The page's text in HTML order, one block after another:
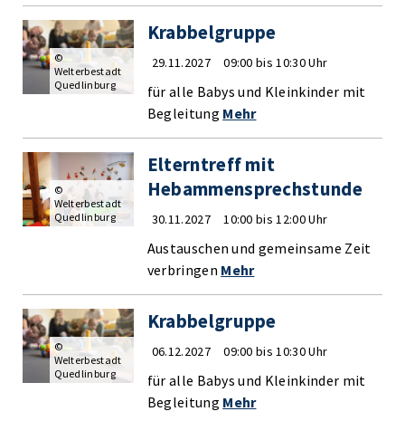
Krabbelgruppe
29.11.2027 09:00 bis 10:30 Uhr
für alle Babys und Kleinkinder mit
Begleitung Mehr
©
Welterbestadt
Quedlinburg
Elterntreff mit
Hebammensprechstunde
30.11.2027 10:00 bis 12:00 Uhr
Austauschen und gemeinsame Zeit
verbringen Mehr
©
Welterbestadt
Quedlinburg
Krabbelgruppe
06.12.2027 09:00 bis 10:30 Uhr
für alle Babys und Kleinkinder mit
Begleitung Mehr
©
Welterbestadt
Quedlinburg